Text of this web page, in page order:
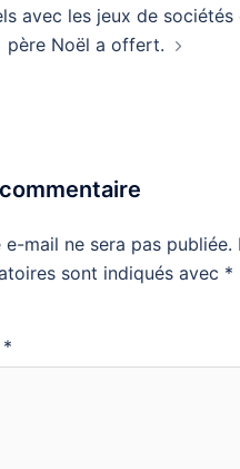
avec les jeux de sociétés
père Noël a offert.
mail ne sera pas publiée.
sont indiqués avec *
*